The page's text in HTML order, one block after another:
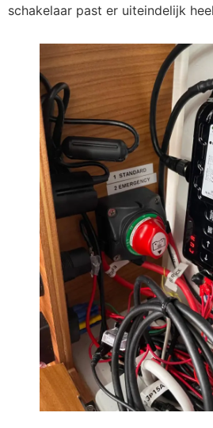
schakelaar past er uiteindelijk